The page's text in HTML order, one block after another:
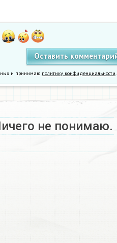
и принимаю политику конфиденциальности.
не понимаю.